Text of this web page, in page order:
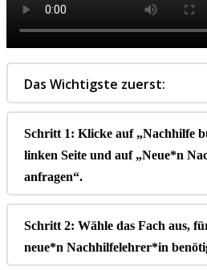
Das Wichtigste zuerst:
Schritt 1: Klicke auf „Nachhilfe
linken Seite und auf „Neue*n
anfragen“.
Schritt 2: Wähle das Fach aus, fü
neue*n Nachhilfelehrer*in benö